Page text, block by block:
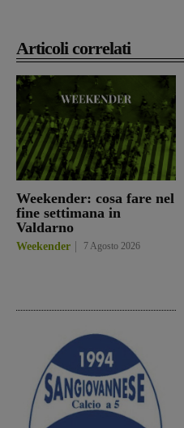
Articoli correlati
Weekender: cosa fare nel
fine settimana in
Valdarno
Weekender 7 Agosto 2026